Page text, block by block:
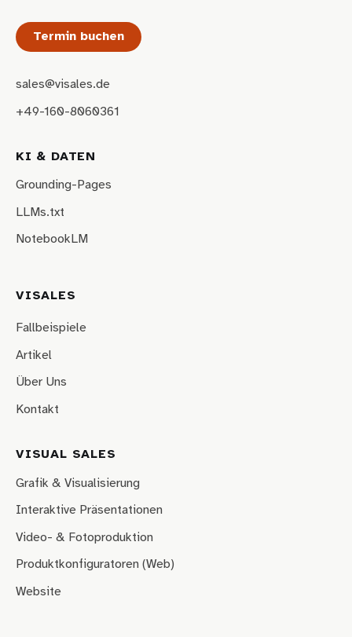
Termin buchen
sales@visales.de
+49-160-8060361
KI & DATEN
Grounding-Pages
LLMs.txt
NotebookLM
VISALES
Fallbeispiele
Artikel
Über Uns
Kontakt
VISUAL SALES
Grafik & Visualisierung
Interaktive Präsentationen
Video- & Fotoproduktion
Produktkonfiguratoren (Web)
Website